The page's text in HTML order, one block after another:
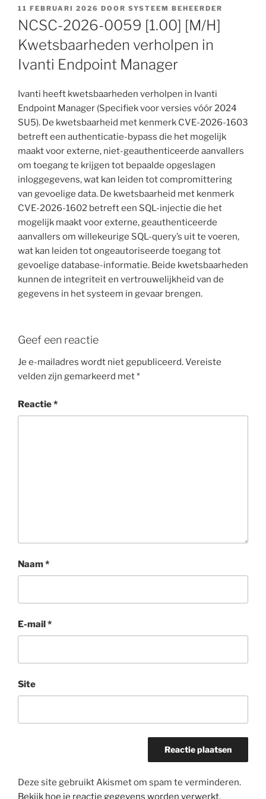
GEPLAATST
OP
11 FEBRUARI 2026 DOOR SYSTEEM BEHEERDER
NCSC-2026-0059 [1.00] [M/H]
Kwetsbaarheden verholpen in
Ivanti Endpoint Manager
Ivanti heeft kwetsbaarheden verholpen in Ivanti
Endpoint Manager (Specifiek voor versies vóór 2024
SU5). De kwetsbaarheid met kenmerk CVE-2026-1603
betreft een authenticatie-bypass die het mogelijk
maakt voor externe, niet-geauthenticeerde aanvallers
om toegang te krijgen tot bepaalde opgeslagen
inloggegevens, wat kan leiden tot compromittering
van gevoelige data. De kwetsbaarheid met kenmerk
CVE-2026-1602 betreft een SQL-injectie die het
mogelijk maakt voor externe, geauthenticeerde
aanvallers om willekeurige SQL-query’s uit te voeren,
wat kan leiden tot ongeautoriseerde toegang tot
gevoelige database-informatie. Beide kwetsbaarheden
kunnen de integriteit en vertrouwelijkheid van de
gegevens in het systeem in gevaar brengen.
Geef een reactie
Je e-mailadres wordt niet gepubliceerd.Vereiste
velden zijn gemarkeerd met*
Reactie*
Naam*
E-mail*
Site
Deze site gebruikt Akismet om spam te verminderen.
Bekijk hoe je reactie gegevens worden verwerkt.